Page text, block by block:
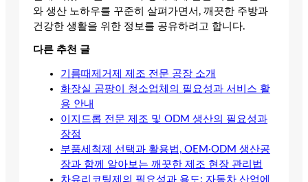
와 생산 노하우를 꾸준히 살펴가면서, 깨끗한 주방과
건강한 생활을 위한 정보를 공유하려고 합니다.
다른 추천 글
기름때제거제 제조 전문 공장 소개
화장실 곰팡이 청소업체의 필요성과 서비스 활
용 안내
이지드롭 전문 제조 및 ODM 생산의 필요성과
장점
부품세척제 선택과 활용법, OEM·ODM 생산공
장과 함께 알아보는 깨끗한 제조 현장 관리법
차유리코팅제의 필요성과 용도: 자동차 산업에